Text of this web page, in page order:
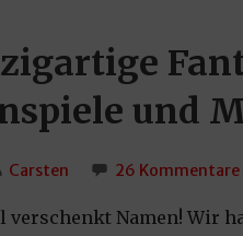
und
Carsten 26 Kommentare
verschenkt Namen! Wir